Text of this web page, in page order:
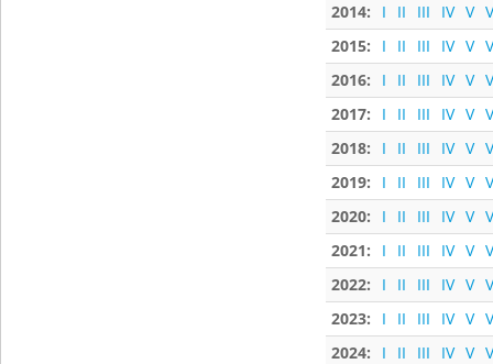
2014:
I II III IV V
2015:
I II III IV V
2016:
I II III IV V
2017:
I II III IV V
2018:
I II III IV V
2019:
I II III IV V
2020:
I II III IV V
2021:
I II III IV V
2022:
I II III IV V
2023:
I II III IV V
2024:
I II III IV V